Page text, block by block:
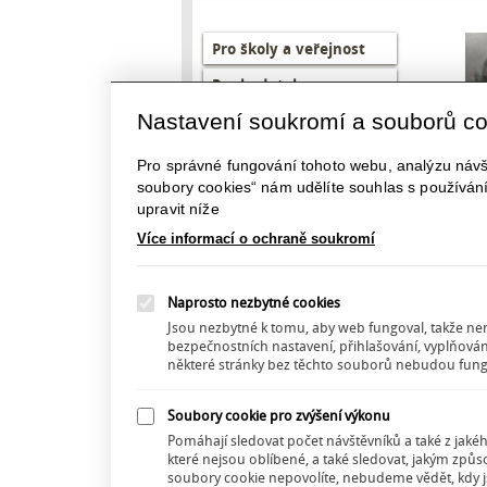
Left
menu
Pro školy a veřejnost
Pro badatele
Milíčův dům
Akce zámky
Archiválie
Vyznamenání
Vstup do databáze
Vzdělávací web
Nastavení soukromí a souborů
Pro správné fungování tohoto webu, analýzu
soubory cookies“ nám udělíte souhlas s
upravit níže
Více informací o ochraně soukromí
Naprosto nezbytné cookies
Jsou nezbytné k tomu, aby web fungoval, takže
bezpečnostních nastavení, přihlašování,
některé stránky bez těchto souborů nebudou
Soubory cookie pro zvýšení výkonu
Pomáhají sledovat počet návštěvníků a také z
které nejsou oblíbené, a také sledovat, jakým
soubory cookie nepovolíte, nebudeme vědět, kdy